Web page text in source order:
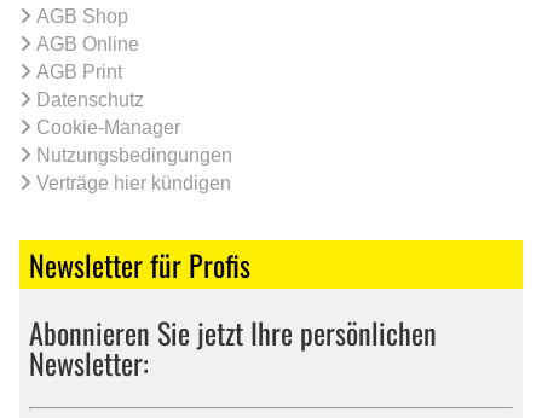
AGB Shop
AGB Online
AGB Print
Datenschutz
Cookie-Manager
Nutzungsbedingungen
Verträge hier kündigen
Newsletter für Profis
Abonnieren Sie jetzt Ihre persönlichen
Newsletter: